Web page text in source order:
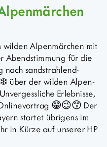
wilden Alpenmärchen mit
Abendstimmung für die
nach sandstrahlend-
über der wilden Alpen-
Erlebnisse,
😁😉😙 Der
startet übrigens im
in Kürze auf unserer HP